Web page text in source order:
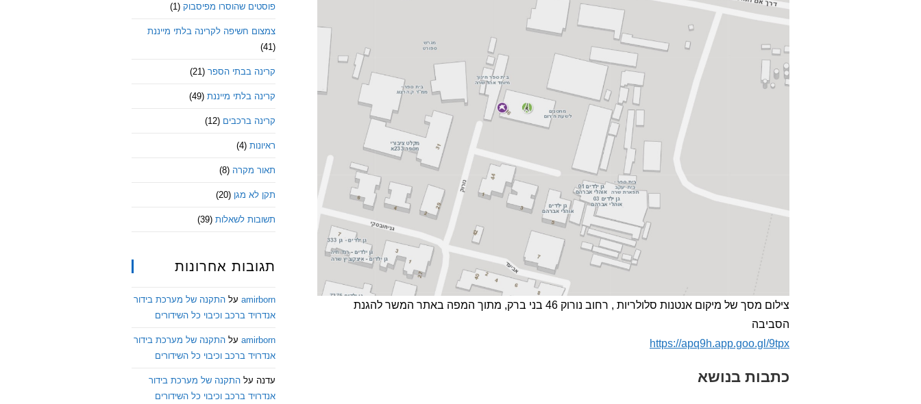
צילום מסך של מיקום אנטנות סלולריות , רחוב נורוק 46 בני ברק, מתוך המפה באתר המשר להגנת
הסביבה
https://apq9h.app.goo.gl/9tpx
כתבות בנושא
פוסטים שהוסרו מפיסבוק (1)
צמצום חשיפה לקרינה בלתי מייננת
(41)
קרינה בבתי הספר (21)
קרינה בלתי מייננת (49)
קרינה ברכבים (12)
ראיונות (4)
תאור מקרה (8)
תקן לא מגן (20)
תשובות לשאלות (39)
תגובות אחרונות
amirborn על התקנה של מערכת בידור
אנדרויד ברכב וכיבוי כל השידורים
amirborn על התקנה של מערכת בידור
אנדרויד ברכב וכיבוי כל השידורים
עדנה על התקנה של מערכת בידור
אנדרויד ברכב וכיבוי כל השידורים